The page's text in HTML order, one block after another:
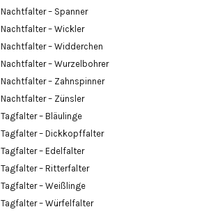
Nachtfalter – Spanner
Nachtfalter – Wickler
Nachtfalter – Widderchen
Nachtfalter – Wurzelbohrer
Nachtfalter – Zahnspinner
Nachtfalter – Zünsler
Tagfalter – Bläulinge
Tagfalter – Dickkopffalter
Tagfalter – Edelfalter
Tagfalter – Ritterfalter
Tagfalter – Weißlinge
Tagfalter – Würfelfalter